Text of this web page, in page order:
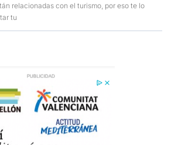
relacionadas con el turismo, por eso te lo
tu